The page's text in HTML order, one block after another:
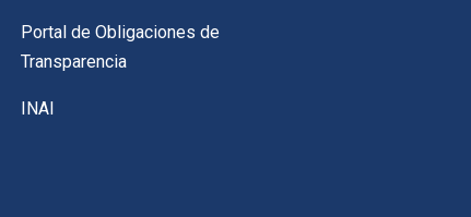
Portal de Obligaciones de
Transparencia
INAI